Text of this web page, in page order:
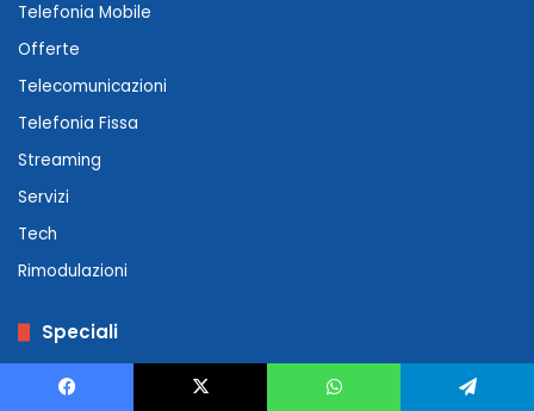
Telefonia Mobile
Offerte
Telecomunicazioni
Telefonia Fissa
Streaming
Servizi
Tech
Rimodulazioni
Speciali
Guide e Consigli